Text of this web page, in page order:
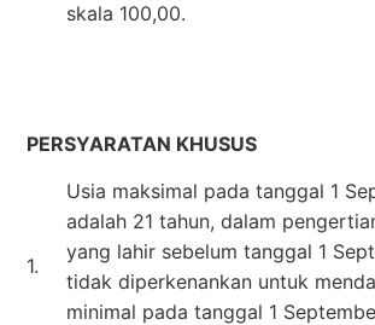
skala 100,00.
PERSYARATAN KHUSUS
1.
Usia maksimal pada tanggal 1
adalah 21 tahun, dalam
yang lahir sebelum tanggal 1
tidak diperkenankan untuk
minimal pada tanggal 1